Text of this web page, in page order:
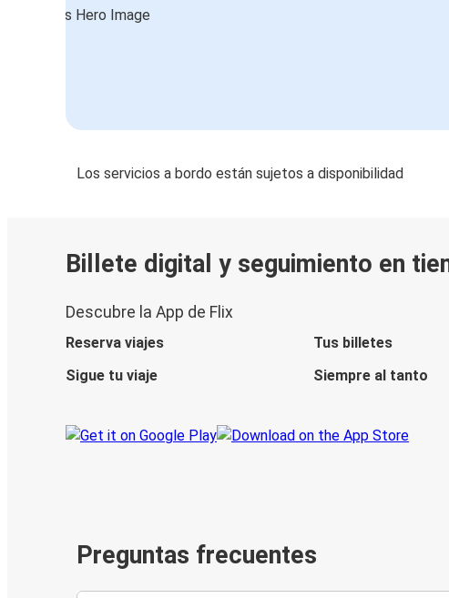
Los servicios a bordo están sujetos a disponibilidad
Billete digital y seguimiento en
Descubre la App de Flix
Reserva viajes
Tus billetes
Sigue tu viaje
Siempre al tanto
Preguntas frecuentes